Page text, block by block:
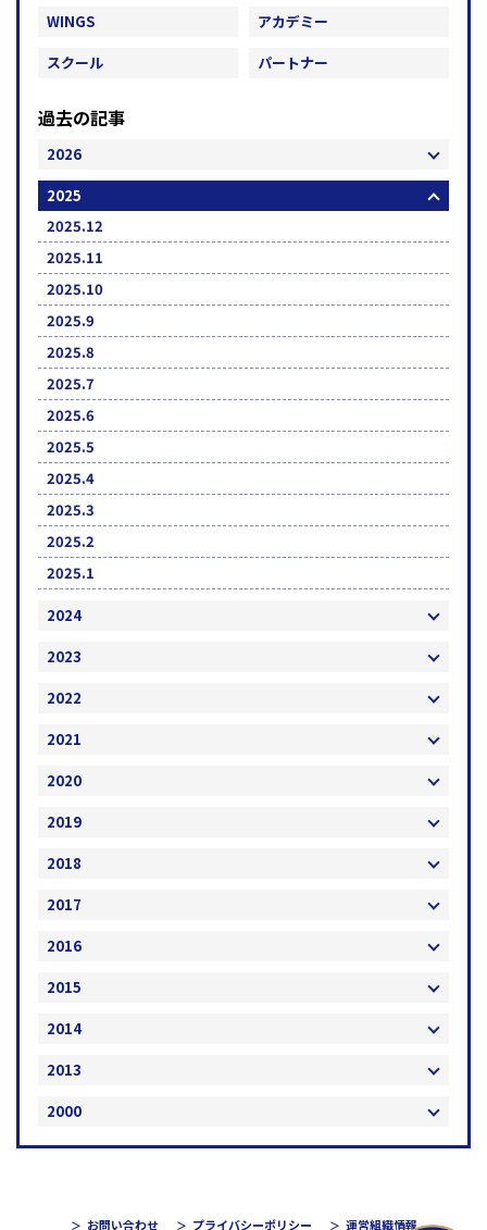
WINGS
アカデミー
スクール
パートナー
過去の記事
2026
2025
2025.12
2025.11
2025.10
2025.9
2025.8
2025.7
2025.6
2025.5
2025.4
2025.3
2025.2
2025.1
2024
2023
2022
2021
2020
2019
2018
2017
2016
2015
2014
2013
2000
お問い合わせ プライバシーポリシー 運営組織情報